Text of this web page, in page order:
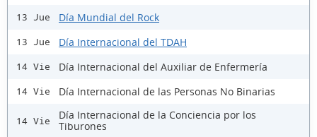
13 Jue Día Mundial del Rock
13 Jue Día Internacional del TDAH
14 Vie Día Internacional del Auxiliar de Enfermería
14 Vie Día Internacional de las Personas No Binarias
14 Vie
Día Internacional de la Conciencia por los
Tiburones